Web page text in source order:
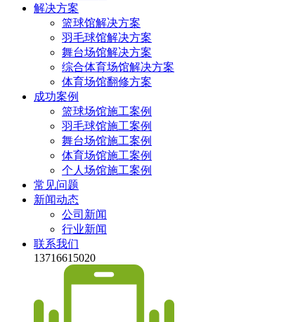
解决方案
篮球馆解决方案
羽毛球馆解决方案
舞台场馆解决方案
综合体育场馆解决方案
体育场馆翻修方案
成功案例
篮球场馆施工案例
羽毛球馆施工案例
舞台场馆施工案例
体育场馆施工案例
个人场馆施工案例
常见问题
新闻动态
公司新闻
行业新闻
联系我们
13716615020